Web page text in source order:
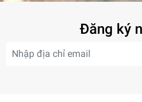
Đăng ký